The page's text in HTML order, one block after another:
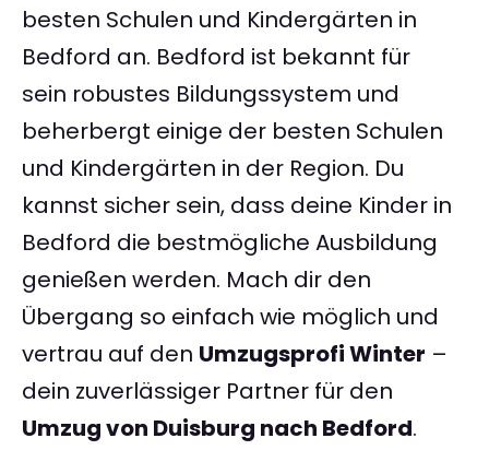
besten Schulen und Kindergärten in
Bedford an. Bedford ist bekannt für
sein robustes Bildungssystem und
beherbergt einige der besten Schulen
und Kindergärten in der Region. Du
kannst sicher sein, dass deine Kinder in
Bedford die bestmögliche Ausbildung
genießen werden. Mach dir den
Übergang so einfach wie möglich und
vertrau auf den Umzugsprofi Winter –
dein zuverlässiger Partner für den
Umzug von Duisburg nach Bedford.